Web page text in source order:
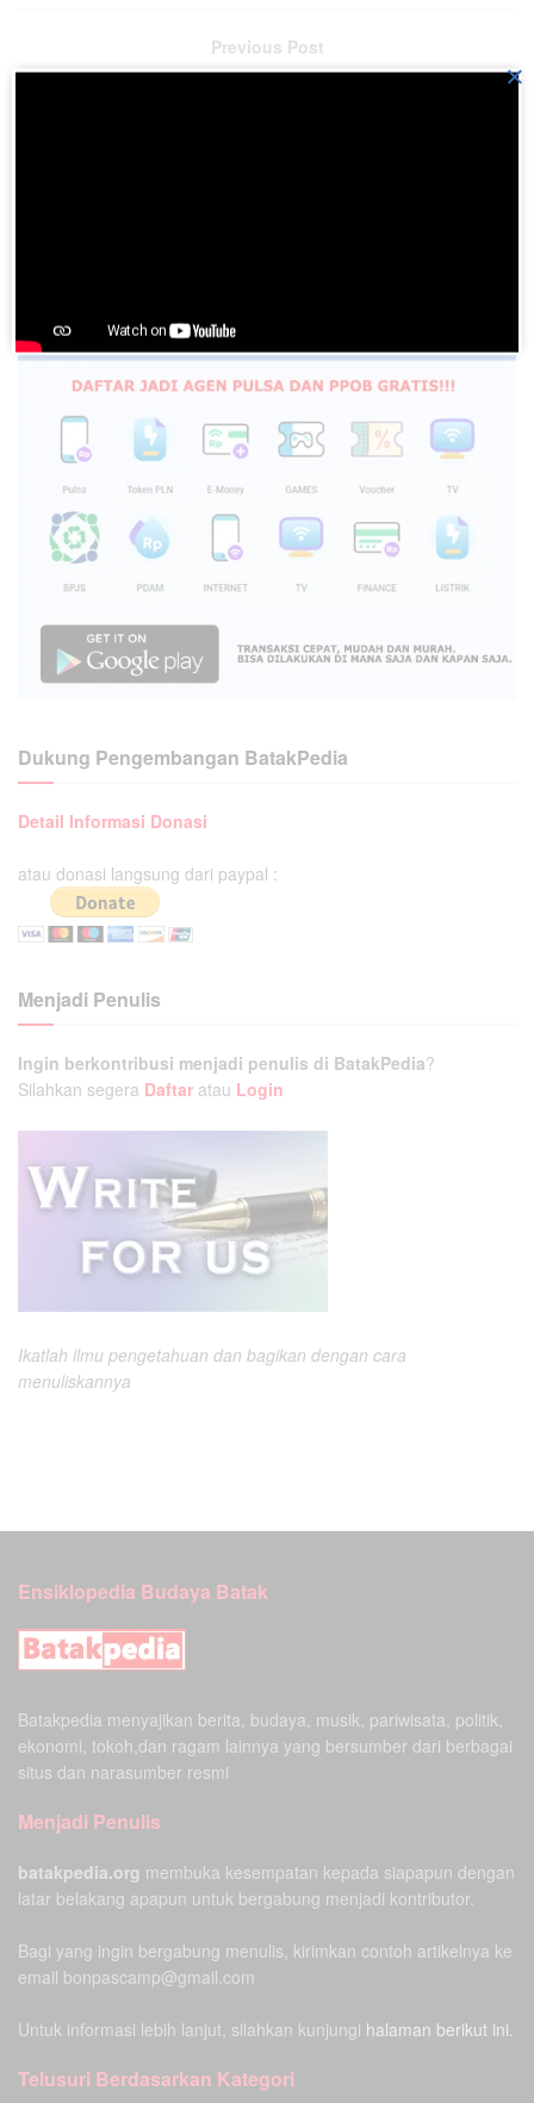
Previous Post
Dukung Pengembangan BatakPedia
Detail Informasi Donasi
atau donasi langsung dari paypal :
Menjadi Penulis
Ingin berkontribusi menjadi penulis di BatakPedia?
Silahkan segera Daftar atau Login
Ikatlah ilmu pengetahuan dan bagikan dengan cara
menuliskannya
Ensiklopedia Budaya Batak
Batakpedia menyajikan berita, budaya, musik, pariwisata, politik,
ekonomi, tokoh,dan ragam lainnya yang bersumber dari berbagai
situs dan narasumber resmi
Menjadi Penulis
batakpedia.org membuka kesempatan kepada siapapun dengan
latar belakang apapun untuk bergabung menjadi kontributor.
Bagi yang ingin bergabung menulis, kirimkan contoh artikelnya ke
email bonpascamp@gmail.com
Untuk informasi lebih lanjut, silahkan kunjungi halaman berikut ini.
Telusuri Berdasarkan Kategori
×